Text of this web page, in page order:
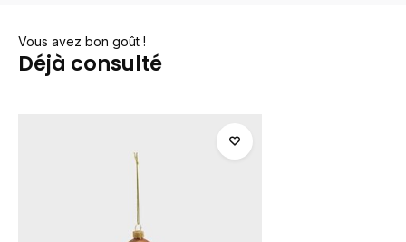
Vous avez bon goût !
Déjà consulté